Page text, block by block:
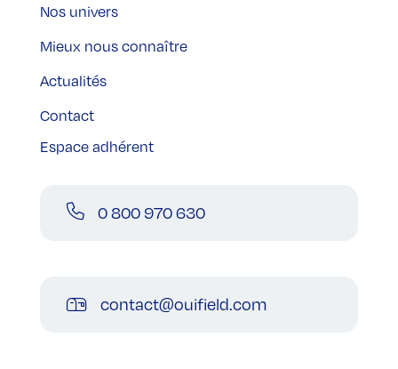
Nos univers
Mieux nous connaître
Actualités
Contact
Espace adhérent
0 800 970 630
contact@ouifield.com